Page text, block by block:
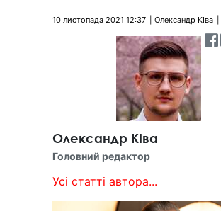
10 листопада 2021 12:37 Олександр КІва
Олександр КІва
Головний редактор
Усі статті автора...